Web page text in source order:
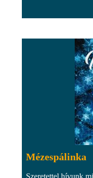
Mézespálinka
Szeretettel hívunk